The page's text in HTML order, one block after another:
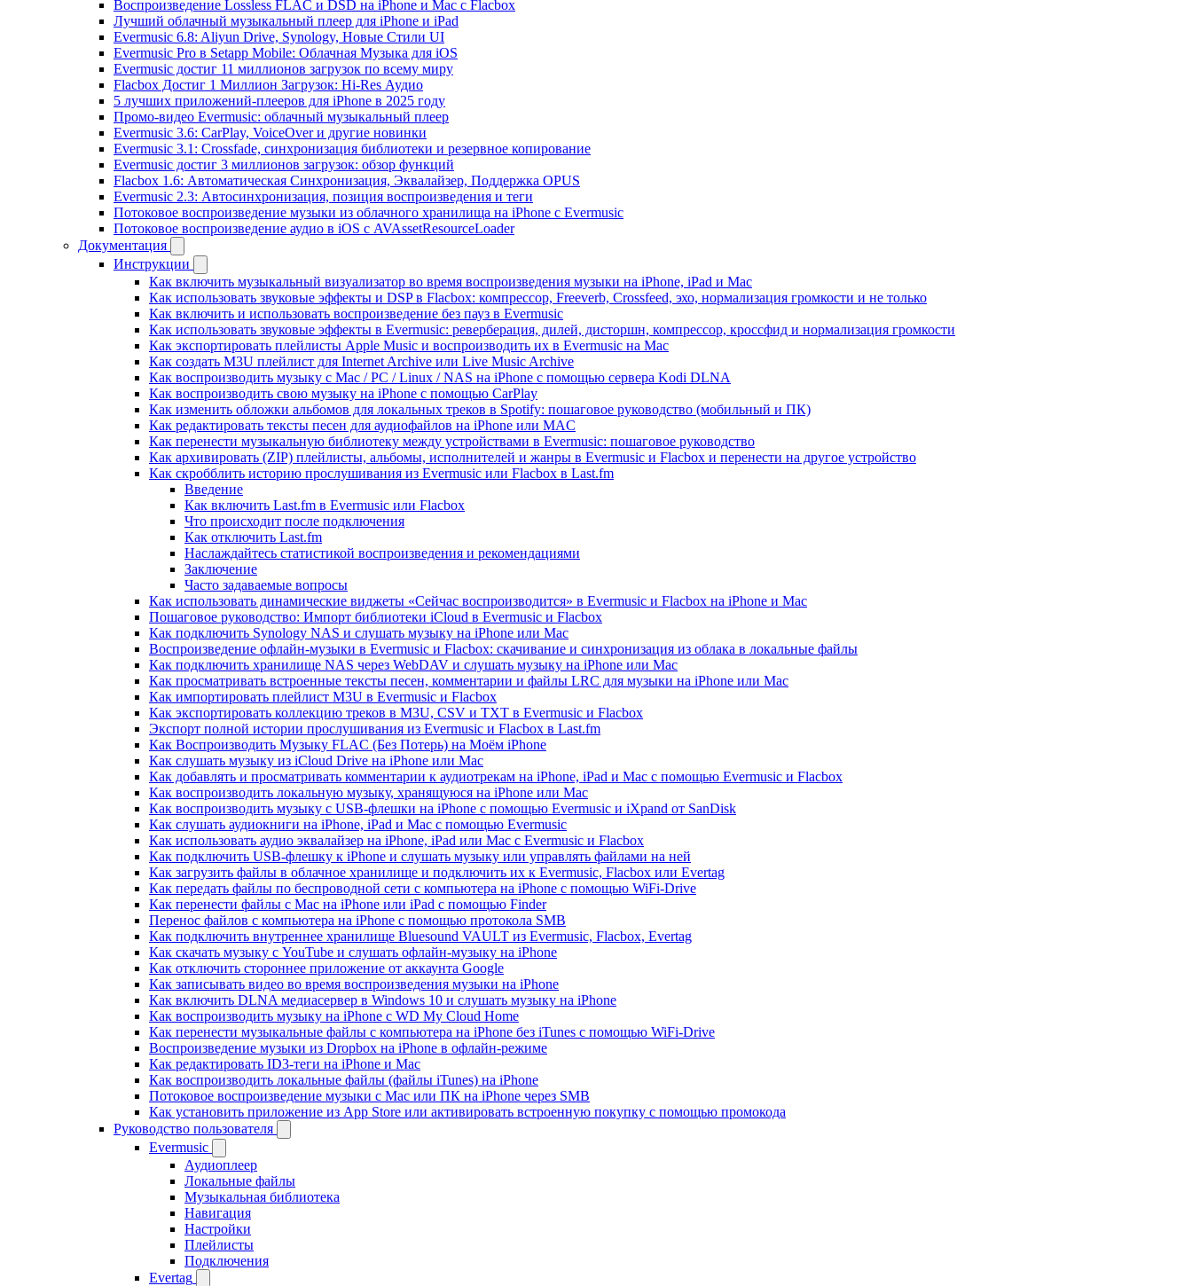
Воспроизведение Lossless FLAC и DSD на iPhone и Mac с Flacbox
Лучший облачный музыкальный плеер для iPhone и iPad
Evermusic 6.8: Aliyun Drive, Synology, Новые Стили UI
Evermusic Pro в Setapp Mobile: Облачная Музыка для iOS
Evermusic достиг 11 миллионов загрузок по всему миру
Flacbox Достиг 1 Миллион Загрузок: Hi-Res Аудио
5 лучших приложений-плееров для iPhone в 2025 году
Промо-видео Evermusic: облачный музыкальный плеер
Evermusic 3.6: CarPlay, VoiceOver и другие новинки
Evermusic 3.1: Crossfade, синхронизация библиотеки и резервное копирование
Evermusic достиг 3 миллионов загрузок: обзор функций
Flacbox 1.6: Автоматическая Синхронизация, Эквалайзер, Поддержка OPUS
Evermusic 2.3: Автосинхронизация, позиция воспроизведения и теги
Потоковое воспроизведение музыки из облачного хранилища на iPhone с Evermusic
Потоковое воспроизведение аудио в iOS с AVAssetResourceLoader
Документация
Инструкции
Как включить музыкальный визуализатор во время воспроизведения музыки на iPhone, iPad и Mac
Как использовать звуковые эффекты и DSP в Flacbox: компрессор, Freeverb, Crossfeed, эхо, нормализация громкости и не только
Как включить и использовать воспроизведение без пауз в Evermusic
Как использовать звуковые эффекты в Evermusic: реверберация, дилей, дисторшн, компрессор, кроссфид и нормализация громкости
Как экспортировать плейлисты Apple Music и воспроизводить их в Evermusic на Mac
Как создать M3U плейлист для Internet Archive или Live Music Archive
Как воспроизводить музыку с Mac / PC / Linux / NAS на iPhone с помощью сервера Kodi DLNA
Как воспроизводить свою музыку на iPhone с помощью CarPlay
Как изменить обложки альбомов для локальных треков в Spotify: пошаговое руководство (мобильный и ПК)
Как редактировать тексты песен для аудиофайлов на iPhone или MAC
Как перенести музыкальную библиотеку между устройствами в Evermusic: пошаговое руководство
Как архивировать (ZIP) плейлисты, альбомы, исполнителей и жанры в Evermusic и Flacbox и перенести на другое устройство
Как скробблить историю прослушивания из Evermusic или Flacbox в Last.fm
Введение
Как включить Last.fm в Evermusic или Flacbox
Что происходит после подключения
Как отключить Last.fm
Наслаждайтесь статистикой воспроизведения и рекомендациями
Заключение
Часто задаваемые вопросы
Как использовать динамические виджеты «Сейчас воспроизводится» в Evermusic и Flacbox на iPhone и Mac
Пошаговое руководство: Импорт библиотеки iCloud в Evermusic и Flacbox
Как подключить Synology NAS и слушать музыку на iPhone или Mac
Воспроизведение офлайн-музыки в Evermusic и Flacbox: скачивание и синхронизация из облака в локальные файлы
Как подключить хранилище NAS через WebDAV и слушать музыку на iPhone или Mac
Как просматривать встроенные тексты песен, комментарии и файлы LRC для музыки на iPhone или Mac
Как импортировать плейлист M3U в Evermusic и Flacbox
Как экспортировать коллекцию треков в M3U, CSV и TXT в Evermusic и Flacbox
Экспорт полной истории прослушивания из Evermusic и Flacbox в Last.fm
Как Воспроизводить Музыку FLAC (Без Потерь) на Моём iPhone
Как слушать музыку из iCloud Drive на iPhone или Mac
Как добавлять и просматривать комментарии к аудиотрекам на iPhone, iPad и Mac с помощью Evermusic и Flacbox
Как воспроизводить локальную музыку, хранящуюся на iPhone или Mac
Как воспроизводить музыку с USB-флешки на iPhone с помощью Evermusic и iXpand от SanDisk
Как слушать аудиокниги на iPhone, iPad и Mac с помощью Evermusic
Как использовать аудио эквалайзер на iPhone, iPad или Mac с Evermusic и Flacbox
Как подключить USB-флешку к iPhone и слушать музыку или управлять файлами на ней
Как загрузить файлы в облачное хранилище и подключить их к Evermusic, Flacbox или Evertag
Как передать файлы по беспроводной сети с компьютера на iPhone с помощью WiFi-Drive
Как перенести файлы с Mac на iPhone или iPad с помощью Finder
Перенос файлов с компьютера на iPhone с помощью протокола SMB
Как подключить внутреннее хранилище Bluesound VAULT из Evermusic, Flacbox, Evertag
Как скачать музыку с YouTube и слушать офлайн-музыку на iPhone
Как отключить стороннее приложение от аккаунта Google
Как записывать видео во время воспроизведения музыки на iPhone
Как включить DLNA медиасервер в Windows 10 и слушать музыку на iPhone
Как воспроизводить музыку на iPhone с WD My Cloud Home
Как перенести музыкальные файлы с компьютера на iPhone без iTunes с помощью WiFi-Drive
Воспроизведение музыки из Dropbox на iPhone в офлайн-режиме
Как редактировать ID3-теги на iPhone и Mac
Как воспроизводить локальные файлы (файлы iTunes) на iPhone
Потоковое воспроизведение музыки с Mac или ПК на iPhone через SMB
Как установить приложение из App Store или активировать встроенную покупку с помощью промокода
Руководство пользователя
Evermusic
Аудиоплеер
Локальные файлы
Музыкальная библиотека
Навигация
Настройки
Плейлисты
Подключения
Evertag